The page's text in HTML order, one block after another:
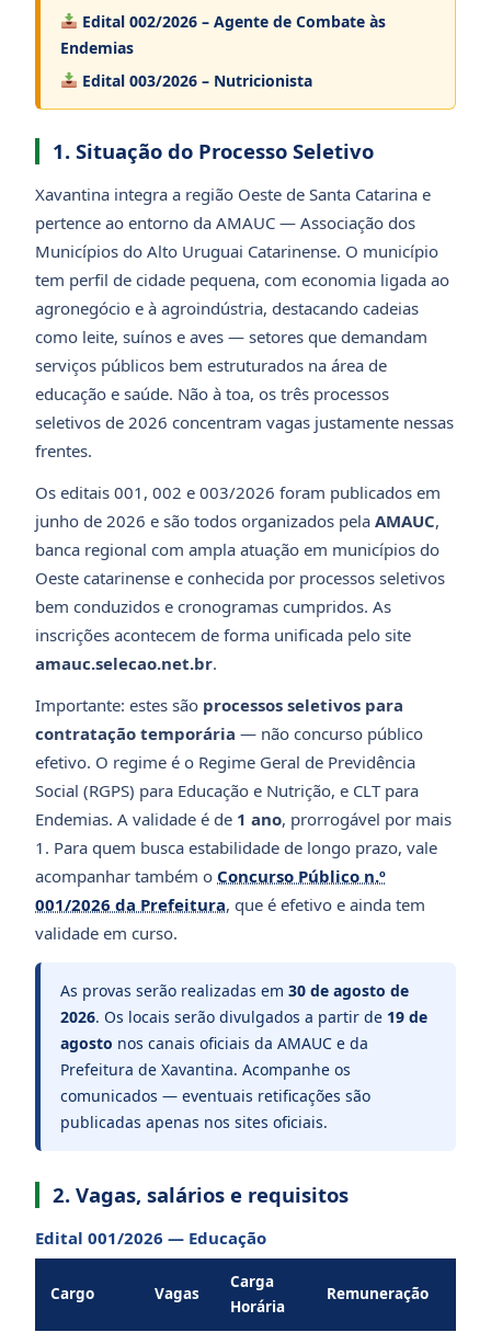
Edital 002/2026 – Agente de Combate às
Endemias
Edital 003/2026 – Nutricionista
1. Situação do Processo Seletivo
Xavantina integra a região Oeste de Santa Catarina e
pertence ao entorno da AMAUC — Associação dos
Municípios do Alto Uruguai Catarinense. O município
tem perfil de cidade pequena, com economia ligada ao
agronegócio e à agroindústria, destacando cadeias
como leite, suínos e aves — setores que demandam
serviços públicos bem estruturados na área de
educação e saúde. Não à toa, os três processos
seletivos de 2026 concentram vagas justamente nessas
frentes.
Os editais 001, 002 e 003/2026 foram publicados em
junho de 2026 e são todos organizados pela AMAUC,
banca regional com ampla atuação em municípios do
Oeste catarinense e conhecida por processos seletivos
bem conduzidos e cronogramas cumpridos. As
inscrições acontecem de forma unificada pelo site
amauc.selecao.net.br.
Importante: estes são processos seletivos para
contratação temporária — não concurso público
efetivo. O regime é o Regime Geral de Previdência
Social (RGPS) para Educação e Nutrição, e CLT para
Endemias. A validade é de 1 ano, prorrogável por mais
1. Para quem busca estabilidade de longo prazo, vale
acompanhar também o Concurso Público n.º
001/2026 da Prefeitura, que é efetivo e ainda tem
validade em curso.
As provas serão realizadas em 30 de agosto de
2026. Os locais serão divulgados a partir de 19 de
agosto nos canais oficiais da AMAUC e da
Prefeitura de Xavantina. Acompanhe os
comunicados — eventuais retificações são
publicadas apenas nos sites oficiais.
2. Vagas, salários e requisitos
Edital 001/2026 — Educação
Cargo Vagas
Carga
Horária
Remuneração